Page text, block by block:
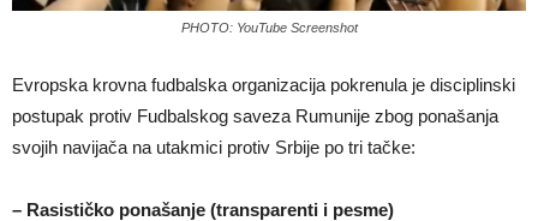
PHOTO: YouTube Screenshot
Evropska krovna fudbalska organizacija pokrenula je disciplinski
postupak protiv Fudbalskog saveza Rumunije zbog ponašanja
svojih navijača na utakmici protiv Srbije po tri tačke:
– Rasističko ponašanje (transparenti i pesme)